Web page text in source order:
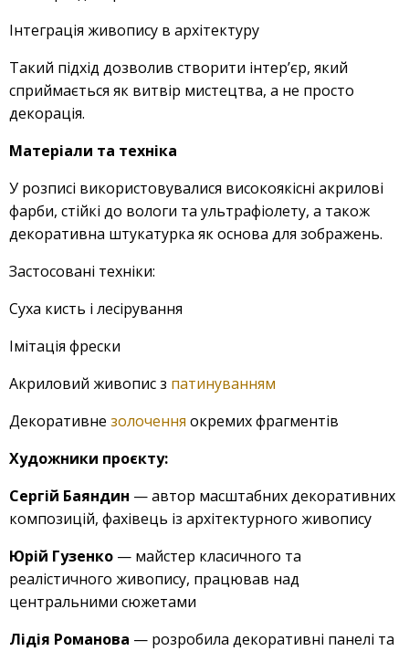
Інтеграція живопису в архітектуру
Такий підхід дозволив створити інтер’єр, який
сприймається як витвір мистецтва, а не просто
декорація.
Матеріали та техніка
У розписі використовувалися високоякісні акрилові
фарби, стійкі до вологи та ультрафіолету, а також
декоративна штукатурка як основа для зображень.
Застосовані техніки:
Суха кисть і лесірування
Імітація фрески
Акриловий живопис з патинуванням
Декоративне золочення окремих фрагментів
Художники проєкту:
Сергій Баяндин — автор масштабних декоративних
композицій, фахівець із архітектурного живопису
Юрій Гузенко — майстер класичного та
реалістичного живопису, працював над
центральними сюжетами
Лідія Романова — розробила декоративні панелі та